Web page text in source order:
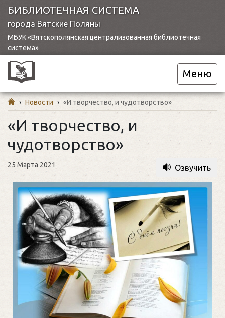
БИБЛИОТЕЧНАЯ СИСТЕМА
города Вятские Поляны
МБУК «Вятскополянская централизованная библиотечная
система»
Меню
› Новости › «И творчество, и чудотворство»
«И творчество, и
чудотворство»
25 Марта 2021 Озвучить